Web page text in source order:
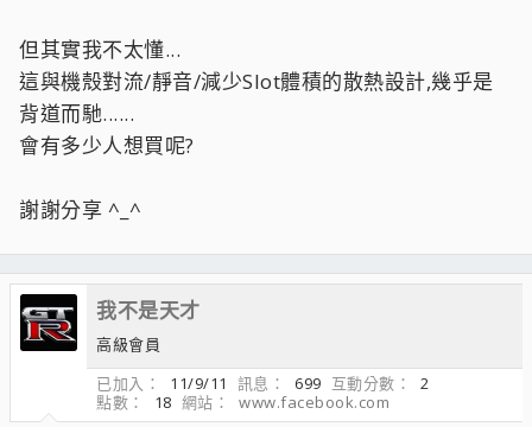
但其實我不太懂...
這與機殼對流/靜音/減少Slot體積的散熱設計,幾乎是
背道而馳......
會有多少人想買呢?
謝謝分享 ^_^
我不是天才
高級會員
已加入
11/9/11 訊息 699 互動分數
2
點數
18 網站
www.facebook.com